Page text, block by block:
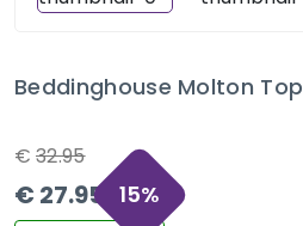
Beddinghouse Molton
€ 32.95
€ 27.95 15%